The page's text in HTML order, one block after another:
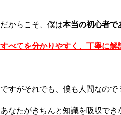
だからこそ、僕は本当の初心者で
すべてを分かりやすく、丁寧に解
ですがそれでも、僕も人間なので
あなたがきちんと知識を吸収でき